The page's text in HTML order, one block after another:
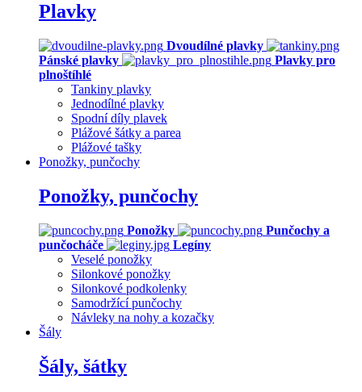
Plavky
Dvoudílné plavky
Pánské plavky
Plavky pro
plnoštíhlé
Tankiny plavky
Jednodílné plavky
Spodní díly plavek
Plážové šátky a parea
Plážové tašky
Ponožky, punčochy
Ponožky, punčochy
Ponožky
Punčochy a
punčocháče
Legíny
Veselé ponožky
Silonkové ponožky
Silonkové podkolenky
Samodržící punčochy
Návleky na nohy a kozačky
Šály
Šály, šátky